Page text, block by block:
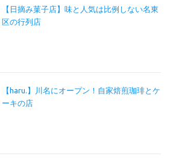
【日摘み菓子店】味と人気は比例しない名東
区の行列店
【haru.】川名にオープン！自家焙煎珈琲とケ
ーキの店